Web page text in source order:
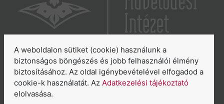
6065 Lakitelek, Szentkirályi út 2.
E-mail:aszakkor@nmi.hu
E-mail: titkarsag@nmi.hu
A weboldalon sütiket (cookie) használunk a
biztonságos böngészés és jobb felhasználói élmény
biztosításához. Az oldal igénybevételével elfogadod a
cookie-k használatát. Az Adatkezelési tájékoztató
elolvasása.